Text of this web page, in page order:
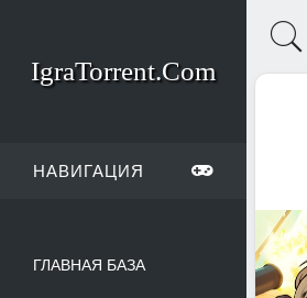
IgraTorrent.Com
НАВИГАЦИЯ
ГЛАВНАЯ БАЗА